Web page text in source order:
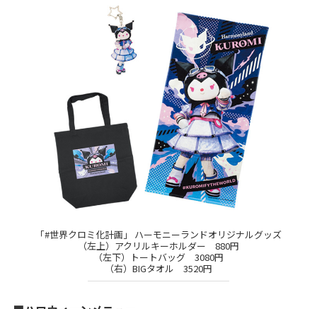
「#世界クロミ化計画」 ハーモニーランドオリジナルグッズ
（左上）アクリルキーホルダー 880円
（左下）トートバッグ 3080円
（右）BIGタオル 3520円